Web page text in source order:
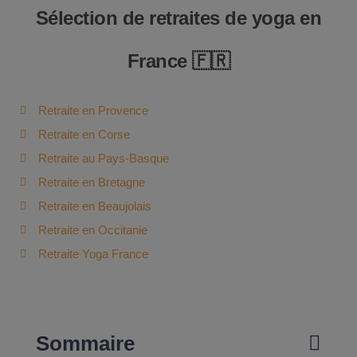
Sélection de retraites de yoga en
France 🇫🇷
Retraite en Provence
Retraite en Corse
Retraite au Pays-Basque
Retraite en Bretagne
Retraite en Beaujolais
Retraite en Occitanie
Retraite Yoga France
Sommaire